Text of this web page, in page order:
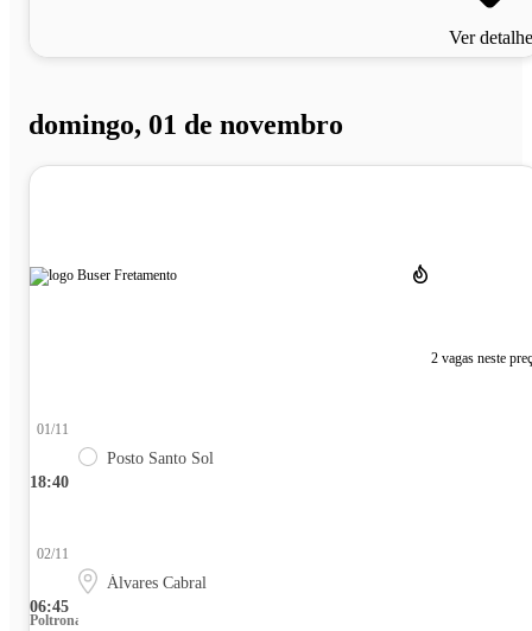
Ver
domingo, 01 de novembro
2 vagas neste
18:40
01/11
Posto Santo Sol
06:45
02/11
Álvares Cabral
Poltrona